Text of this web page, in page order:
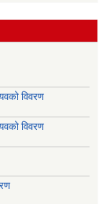
विवरण
विवरण